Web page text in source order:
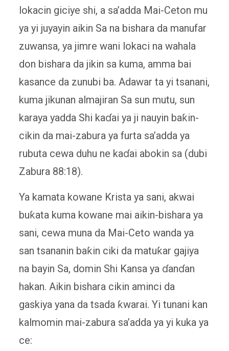
lokacin giciye shi, a sa’adda Mai-Ceton mu
ya yi juyayin aikin Sa na bishara da manufar
zuwansa, ya jimre wani lokaci na wahala
don bishara da jikin sa kuma, amma bai
kasance da zunubi ba. Adawar ta yi tsanani,
kuma jikunan almajiran Sa sun mutu, sun
karaya yadda Shi kaɗai ya ji nauyin baƙin-
cikin da mai-zabura ya furta sa’adda ya
rubuta cewa duhu ne kaɗai abokin sa (dubi
Zabura 88:18).
Ya kamata kowane Krista ya sani, akwai
buƙata kuma kowane mai aikin-bishara ya
sani, cewa muna da Mai-Ceto wanda ya
san tsananin baƙin ciki da matuƙar gajiya
na bayin Sa, domin Shi Kansa ya ɗanɗan
hakan. Aikin bishara cikin aminci da
gaskiya yana da tsada ƙwarai. Yi tunani kan
kalmomin mai-zabura sa’adda ya yi kuka ya
ce: